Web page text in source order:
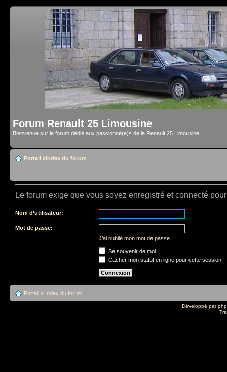
Forum Renault 25 Limousine
Bienvenue sur le forum dédié aux passionné(e)s de la Renault 25 Limousine.
Portail »Index du forum
Le forum exige que vous soyez enregistré et connecté
Nom d’utilisateur:
Mot de passe:
J’ai oublié mon mot de passe
Se souvenir de moi
Cacher mon statut en ligne pour cette session
Portail » Index du forum
Développé par